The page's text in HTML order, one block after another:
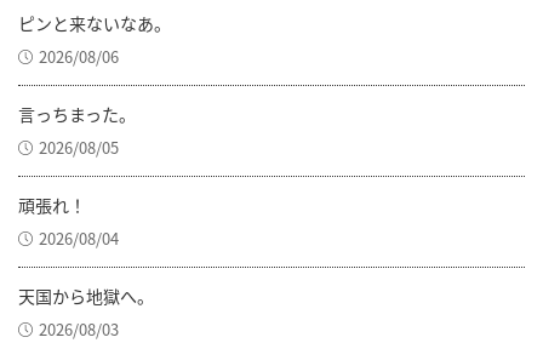
ピンと来ないなあ。
2026/08/06
言っちまった。
2026/08/05
頑張れ！
2026/08/04
天国から地獄へ。
2026/08/03